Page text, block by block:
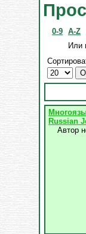
0-9 A-Z
Или
Russian
Автор